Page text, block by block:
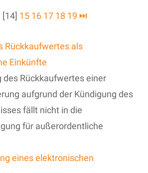
[14] 15 16 17 18 19 ⏭
Rückkaufwertes als
Einkünfte
des Rückkaufwertes einer
aufgrund der Kündigung des
fällt nicht in die
für außerordentliche
eines elektronischen